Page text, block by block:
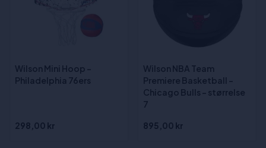
Wilson Mini Hoop -
Philadelphia 76ers
298,00 kr
Wilson NBA Team
Premiere Basketball -
Chicago Bulls - størrelse
7
895,00 kr